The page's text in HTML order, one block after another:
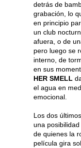
detrás de
grabación, lo
en principio
un club
afuera, o de
pero luego se
interno, de
en sus
HER SMELL
el agua en
emocional.
Los dos
una
de quienes la
película gira